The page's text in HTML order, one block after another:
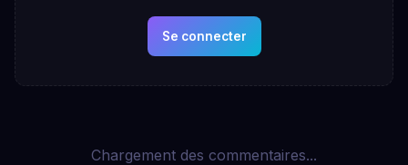
Se connecter
Chargement des commentaires...